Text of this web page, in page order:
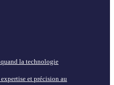
quand la technologie
expertise et précision au